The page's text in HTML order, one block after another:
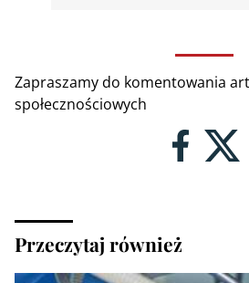
Zapraszamy do komentowania
społecznościowych
Przeczytaj również